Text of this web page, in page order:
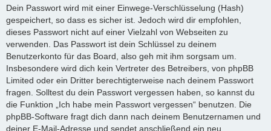
Dein Passwort wird mit einer Einwege-Verschlüsselung (Hash)
gespeichert, so dass es sicher ist. Jedoch wird dir empfohlen,
dieses Passwort nicht auf einer Vielzahl von Webseiten zu
verwenden. Das Passwort ist dein Schlüssel zu deinem
Benutzerkonto für das Board, also geh mit ihm sorgsam um.
Insbesondere wird dich kein Vertreter des Betreibers, von phpBB
Limited oder ein Dritter berechtigterweise nach deinem Passwort
fragen. Solltest du dein Passwort vergessen haben, so kannst du
die Funktion „Ich habe mein Passwort vergessen“ benutzen. Die
phpBB-Software fragt dich dann nach deinem Benutzernamen und
deiner E-Mail-Adresse und sendet anschließend ein neu